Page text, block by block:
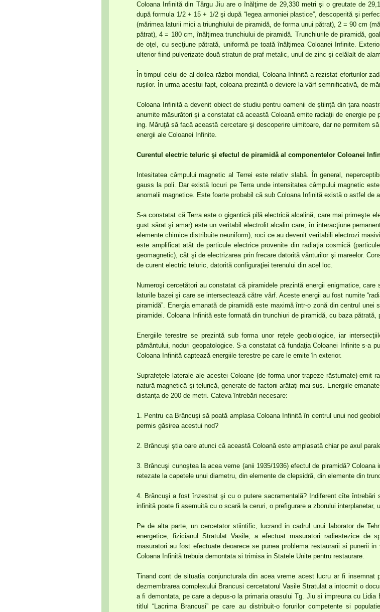
Coloana Infinită din Târgu Jiu are o înălţime de 29,330 metri şi o greutate de
după formula 1/2 + 15 + 1/2 şi după “legea armoniei plastice”, descoperită şi
(mărimea laturii mici a triunghiului de piramidă, de forma unui pătrat), 2 = 90 cm
pătrat), 4 = 180 cm, înălţimea trunchiului de piramidă. Trunchiurile de piramidă,
de oţel, cu secţiune pătrată, uniformă pe toată înălţimea Coloanei Infinite.
ulterior fiind pulverizate două straturi de praf metalic, unul de zinc şi celălalt de
În timpul celui de al doilea război mondial, Coloana Infinită a rezistat eforturilor
ruşilor. În urma acestui fapt, coloana prezintă o deviere la vârf semnificativă, de
Coloana Infinită a devenit obiect de studiu pentru oamenii de ştiinţă din ţara
anumite măsurători şi a constatat că această Coloană emite radiaţii de energie
ing. Măruţă să facă această cercetare şi descoperire uimitoare, dar ne permitem
energii ale Coloanei Infinite.
Curentul electric teluric şi efectul de piramidă al componentelor Coloanei
Intesitatea câmpului magnetic al Terrei este relativ slabă. În general,
gauss la poli. Dar există locuri pe Terra unde intensitatea câmpului magnetic
anomalii magnetice. Este foarte probabil că sub Coloana Infinită există o astfel de
S-a constatat că Terra este o gigantică pilă electrică alcalină, care mai primeşte
gust sărat şi amar) este un veritabil electrolit alcalin care, în interacţiune
elemente chimice distribuite neuniform), roci ce au devenit veritabili electrozi
este amplificat atât de particule electrice provenite din radiaţia cosmică
geomagnetic), cât şi de electrizarea prin frecare datorită vânturilor şi mareelor.
de curent electric teluric, datorită configuraţiei terenului din acel loc.
Numeroşi cercetători au constatat că piramidele prezintă energii enigmatice,
laturile bazei şi care se intersectează către vârf. Aceste energii au fost numite
piramidă”. Energia emanată de piramidă este maximă într-o zonă din centrul
piramidei. Coloana Infinită este formată din trunchiuri de piramidă, cu baza pătrată,
Energiile terestre se prezintă sub forma unor reţele geobiologice, iar
pământului, noduri geopatologice. S-a constatat că fundaţia Coloanei Infinite s-a
Coloana Infinită captează energiile terestre pe care le emite în exterior.
Suprafeţele laterale ale acestei Coloane (de forma unor trapeze răsturnate) emit
natură magnetică şi telurică, generate de factorii arătaţi mai sus. Energiile
distanţa de 200 de metri. Cateva întrebări necesare:
1. Pentru ca Brâncuşi să poată amplasa Coloana Infinită în centrul unui nod
permis găsirea acestui nod?
2. Brâncuşi ştia oare atunci că această Coloană este amplasată chiar pe axul
3. Brâncuşi cunoştea la acea veme (anii 1935/1936) efectul de piramidă?
retezate la capetele unui diametru, din elemente de clepsidră, din elemente din
4. Brâncuşi a fost înzestrat şi cu o putere sacramentală? Indiferent cîte întrebări
infinită poate fi asemuită cu o scară la ceruri, o prefigurare a zborului interplanetar,
Pe de alta parte, un cercetator stiintific, lucrand in cadrul unui laborator de
energetice, fizicianul Stratulat Vasile, a efectuat masuratori radiestezice de
masuratori au fost efectuate deoarece se punea problema restaurarii si punerii
Coloana Infinită trebuia demontata si trimisa in Statele Unite pentru restaurare.
Tinand cont de situatia conjuncturala din acea vreme acest lucru ar fi insemnat
dezmembrarea complexului Brancusi cercetatorul Vasile Stratulat a intocmit o
a fi demontata, pe care a depus-o la primaria orasului Tg. Jiu si impreuna cu
titlul “Lacrima Brancusi” pe care au distribuit-o forurilor competente si